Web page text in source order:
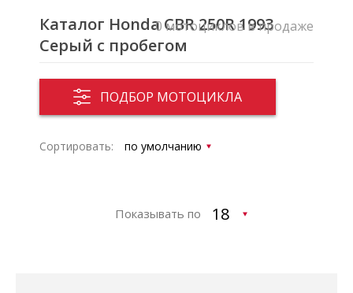
Каталог Honda CBR 250R 1993
Серый с пробегом
ПОДБОР МОТОЦИКЛА
0 мотоциклов в продаже
Сортировать:
Показывать по